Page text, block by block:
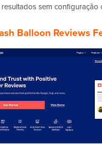
sem configuração
Balloon Reviews